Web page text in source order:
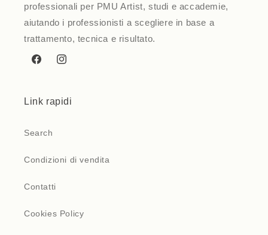
professionali per PMU Artist, studi e accademie,
aiutando i professionisti a scegliere in base a
trattamento, tecnica e risultato.
FacebookInstagram
Link rapidi
Search
Condizioni di vendita
Contatti
Cookies Policy